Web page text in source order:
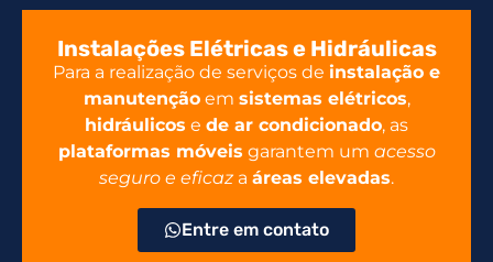
Instalações Elétricas e Hidráulicas
Para a realização de serviços de instalação e
manutençãoem sistemas elétricos,
hidráulicos e de ar condicionado, as
plataformas móveis garantem um acesso
seguro e eficaz a áreas elevadas.
Entre em contato